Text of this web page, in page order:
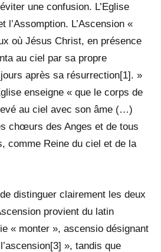
une confusion. L’Eglise
l’Assomption. L’Ascension «
où Jésus Christ, en présence
au ciel par sa propre
après sa résurrection[1]. »
enseigne « que le corps de
au ciel avec son âme (…)
chœurs des Anges et de tous
comme Reine du ciel et de la
distinguer clairement les deux
provient du latin
« monter », ascensio désignant
», tandis que